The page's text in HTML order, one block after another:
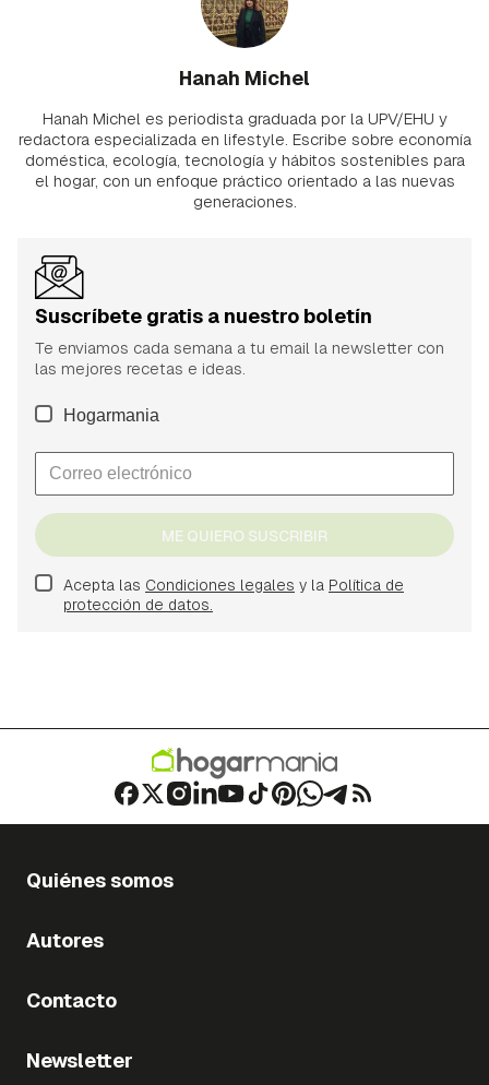
Hanah Michel
Hanah Michel es periodista graduada por la UPV/EHU y
redactora especializada en lifestyle. Escribe sobre economía
doméstica, ecología, tecnología y hábitos sostenibles para
el hogar, con un enfoque práctico orientado a las nuevas
generaciones.
Suscríbete gratis a nuestro boletín
Te enviamos cada semana a tu email la newsletter con
las mejores recetas e ideas.
Hogarmania
ME QUIERO SUSCRIBIR
Acepta las Condiciones legales y la Política de
protección de datos.
Quiénes somos
Autores
Contacto
Newsletter